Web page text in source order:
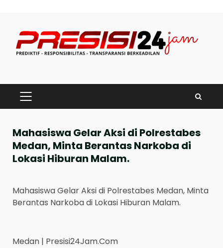
content
PRIMARY
MENU
Mahasiswa Gelar Aksi di Polrestabes
Medan, Minta Berantas Narkoba di
Lokasi Hiburan Malam.
Mahasiswa Gelar Aksi di Polrestabes Medan, Minta
Berantas Narkoba di Lokasi Hiburan Malam.
Medan | Presisi24Jam.Com